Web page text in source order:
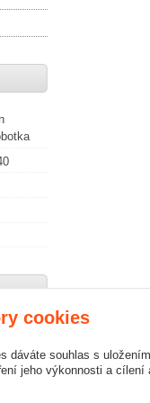
cookies
dáváte souhlas s
jeho výkonnosti a